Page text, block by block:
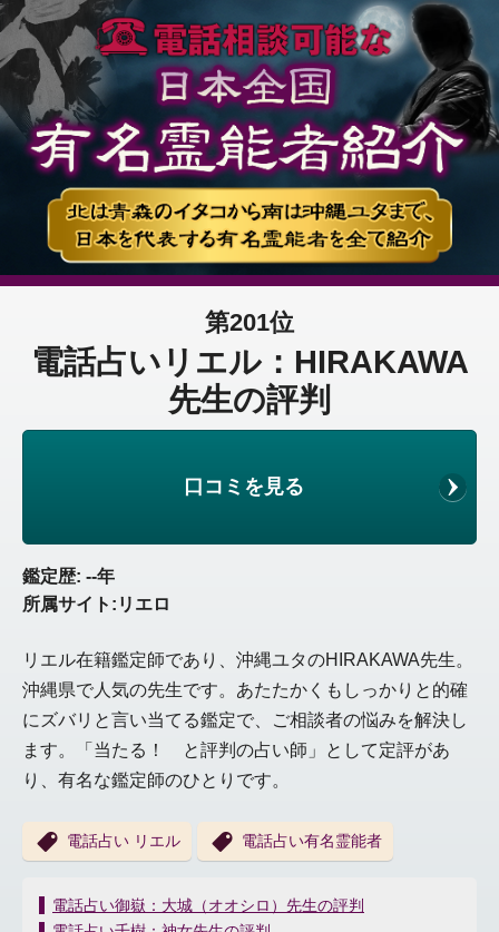
第201位
電話占いリエル：HIRAKAWA
先生の評判
口コミを見る
鑑定歴: --年
所属サイト:リエロ
リエル在籍鑑定師であり、沖縄ユタのHIRAKAWA先生。
沖縄県で人気の先生です。あたたかくもしっかりと的確
にズバリと言い当てる鑑定で、ご相談者の悩みを解決し
ます。「当たる！ と評判の占い師」として定評があ
り、有名な鑑定師のひとりです。
電話占い リエル 電話占い有名霊能者
投
稿
電話占い御嶽：大城（オオシロ）先生の評判